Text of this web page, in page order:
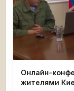
Онлайн-
жителями